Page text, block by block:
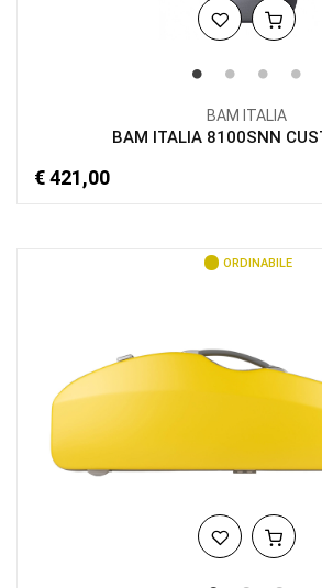
BAM ITALIA
BAM ITALIA 8100SNN
€ 421,00
ORDINABILE